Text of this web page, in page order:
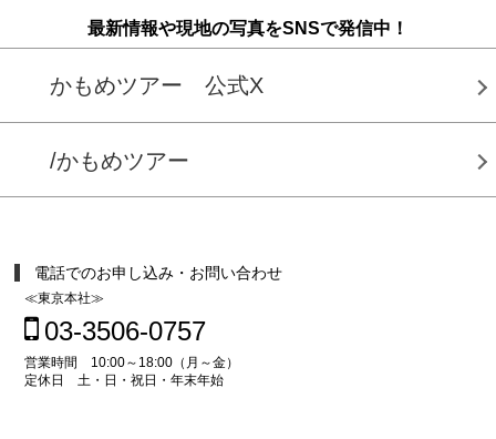
最新情報や現地の写真をSNSで発信中！
かもめツアー 公式X
/かもめツアー
電話でのお申し込み・お問い合わせ
≪東京本社≫
03-3506-0757
営業時間 10:00～18:00（月～金）
定休日 土・日・祝日・年末年始